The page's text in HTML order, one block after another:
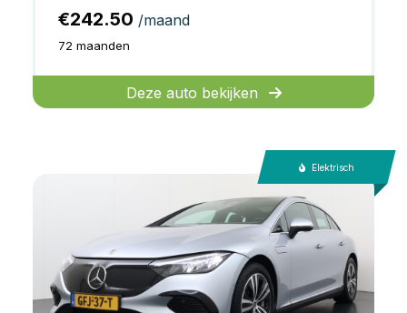
€242.50 /maand
72 maanden
Deze auto bekijken
Elektrisch